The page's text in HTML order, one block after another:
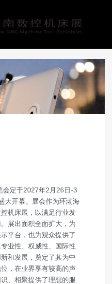
会定于2027年2月26日-3
大开幕。展会作为环渤海
机床展，以满足行业发
展出面积全面扩大，为
平台，也为观众提供了
业性、权威性、国际性
和发展，奠定了其为中
，在业界享有较高的声
、相聚提供了理想的服